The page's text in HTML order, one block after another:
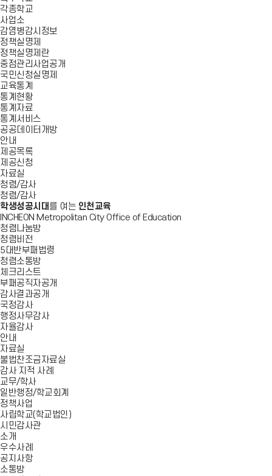
각종학교
사업소
감염병감시정보
정책실명제
정책실명제란
중점관리사업공개
국민신청실명제
교육통계
통계현황
통계자료
통계서비스
공공데이터개방
안내
제공목록
제공신청
자료실
청렴/감사
청렴/감사
학생성공시대 를 여는 인천교육
INCHEON Metropolitan City Office of Education
청렴나눔방
청렴비전
5대반부패법령
청렴소통방
체크리스트
부패공직자공개
감사결과공개
국정감사
행정사무감사
자율감사
안내
자료실
불법찬조금자료실
감사 지적 사례
교무/학사
일반행정/학교회계
정책사업
사립학교(학교법인)
시민감사관
소개
우수사례
공지사항
소통방